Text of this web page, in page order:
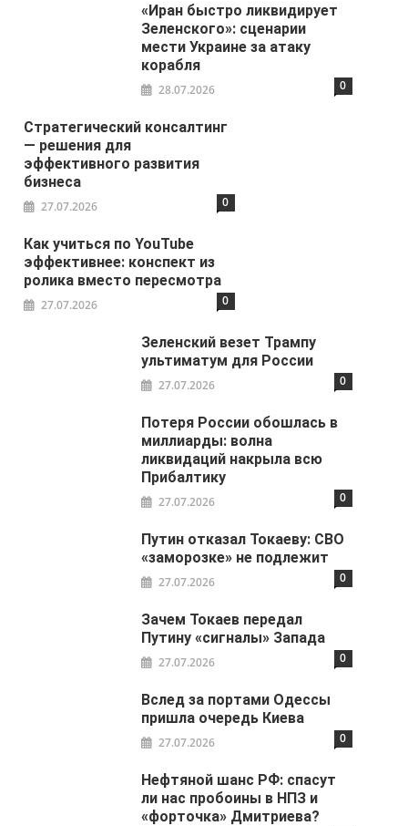
«Иран быстро ликвидирует
Зеленского»: сценарии
мести Украине за атаку
корабля
28.07.2026 0
Стратегический консалтинг
— решения для
эффективного развития
бизнеса
27.07.2026 0
Как учиться по YouTube
эффективнее: конспект из
ролика вместо пересмотра
27.07.2026 0
Зеленский везет Трампу
ультиматум для России
27.07.2026 0
Потеря России обошлась в
миллиарды: волна
ликвидаций накрыла всю
Прибалтику
27.07.2026 0
Путин отказал Токаеву: СВО
«заморозке» не подлежит
27.07.2026 0
Зачем Токаев передал
Путину «сигналы» Запада
27.07.2026 0
Вслед за портами Одессы
пришла очередь Киева
27.07.2026 0
Нефтяной шанс РФ: спасут
ли нас пробоины в НПЗ и
«форточка» Дмитриева?